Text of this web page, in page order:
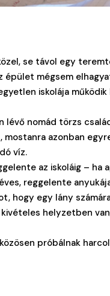
se távol egy
épület mégsem
iskolája működik
lévő nomád törzs
mostanra azonban
víz.
az iskoláig – ha
reggelente
hogy egy lány
helyzetben
próbálnak